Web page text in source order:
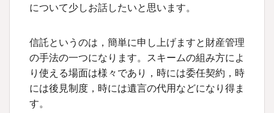
について少しお話したいと思います。
信託というのは，簡単に申し上げますと財産管理
の手法の一つになります。スキームの組み方によ
り使える場面は様々であり，時には委任契約，時
には後見制度，時には遺言の代用などになり得ま
す。